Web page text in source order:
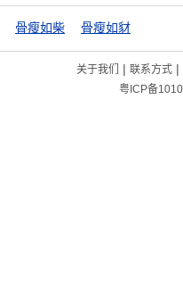
骨瘦如柴 骨瘦如豺
关于我们 | 联系方式|
粤ICP备